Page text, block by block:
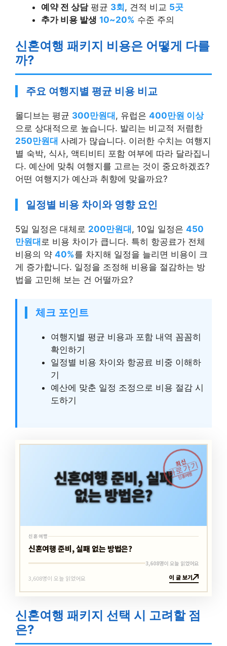
예약 전 상담평균 3회, 견적 비교 5곳
추가 비용 발생 10~20% 수준 주의
신혼여행 패키지 비용은 어떻게 다를
까?
주요 여행지별 평균 비용 비교
몰디브는 평균 300만원대 , 유럽은 400만원 이상
으로 상대적으로 높습니다. 발리는 비교적 저렴한
250만원대 사례가 많습니다. 이러한 수치는 여행지
별 숙박, 식사, 액티비티 포함 여부에 따라 달라집니
다. 예산에 맞춰 여행지를 고르는 것이 중요하겠죠?
어떤 여행지가 예산과 취향에 맞을까요?
일정별 비용 차이와 영향 요인
5일 일정은 대체로 200만원대, 10일 일정은 450
만원대 로 비용 차이가 큽니다. 특히 항공료가 전체
비용의 약 40%를 차지해 일정을 늘리면 비용이 크
게 증가합니다. 일정을 조정해 비용을 절감하는 방
법을 고민해 보는 건 어떨까요?
체크 포인트
여행지별 평균 비용과 포함 내역 꼼꼼히
확인하기
일정별 비용 차이와 항공료 비중 이해하
기
예산에 맞춘 일정 조정으로 비용 절감 시
도하기
최신
바로가기
신혼여행
신혼여행
신혼여행 준비, 실패 없는 방법은?
3,608명이 오늘 읽었어요
3,608명이 오늘 읽었어요 이 글 보기
신혼여행 패키지 선택 시 고려할 점
은?